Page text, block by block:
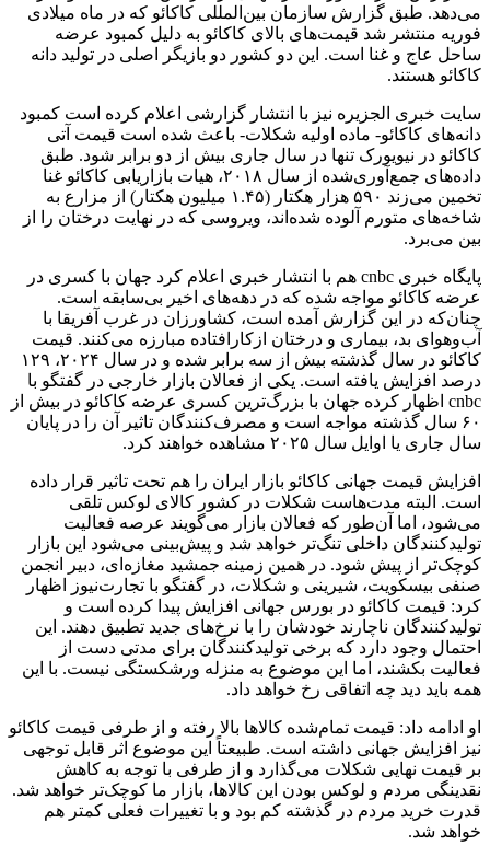
می‌دهد. طبق گزارش سازمان بین‌المللی کاکائو که در ماه میلادی
فوریه منتشر شد قیمت‌های بالای کاکائو به دلیل کمبود عرضه
ساحل عاج و غنا است. این دو کشور دو بازیگر اصلی در تولید دانه
کاکائو هستند.
سایت خبری الجزیره نیز با انتشار گزارشی اعلام کرده است کمبود
دانه‌های کاکائو- ماده اولیه شکلات- باعث شده است قیمت آتی
کاکائو در نیویورک تنها در سال جاری بیش از دو برابر شود. طبق
داده‌های جمع‌آوری‌شده از سال ۲۰۱۸، هیات بازاریابی کاکائو غنا
تخمین می‌زند ۵۹۰ هزار هکتار (۱.۴۵ میلیون هکتار) از مزارع به
شاخه‌های متورم آلوده شده‌اند، ویروسی که در نهایت درختان را از
بین می‌برد.
پایگاه خبری cnbc هم با انتشار خبری اعلام کرد جهان با کسری در
عرضه کاکائو مواجه شده که در دهه‌های اخیر بی‌سابقه است.
چنان‌که در این گزارش آمده است، کشاورزان در غرب آفریقا با
آب‌وهوای بد، بیماری و درختان ازکارافتاده مبارزه می‌کنند. قیمت
کاکائو در سال گذشته بیش از سه برابر شده و در سال ۲۰۲۴، ۱۲۹
درصد افزایش یافته است. یکی از فعالان بازار خارجی در گفتگو با
cnbc اظهار کرده جهان با بزرگ‌ترین کسری عرضه کاکائو در بیش از
۶۰ سال گذشته مواجه است و مصرف‌کنندگان تاثیر آن را در پایان
سال جاری یا اوایل سال ۲۰۲۵ مشاهده خواهند کرد.
افزایش قیمت جهانی کاکائو بازار ایران را هم تحت تاثیر قرار داده
است. البته مدت‌هاست شکلات در کشور کالای لوکس تلقی
می‌شود، اما آن‌طور که فعالان بازار می‌گویند عرصه فعالیت
تولیدکنندگان داخلی تنگ‌تر خواهد شد و پیش‌بینی می‌شود این بازار
کوچک‌تر از پیش شود. در همین زمینه جمشید مغازه‌ای، دبیر انجمن
صنفی بیسکویت، شیرینی و شکلات، در گفتگو با تجارت‌نیوز اظهار
کرد: قیمت کاکائو در بورس جهانی افزایش پیدا کرده است و
تولیدکنندگان ناچارند خودشان را با نرخ‌های جدید تطبیق دهند. این
احتمال وجود دارد که برخی تولیدکنندگان برای مدتی دست از
فعالیت بکشند، اما این موضوع به منزله ورشکستگی نیست. با این
همه باید دید چه اتفاقی رخ خواهد داد.
او ادامه داد: قیمت تمام‌شده کالا‌ها بالا رفته و از طرفی قیمت کاکائو
نیز افزایش جهانی داشته است. طبیعتاً این موضوع اثر قابل توجهی
بر قیمت نهایی شکلات می‌گذارد و از طرفی با توجه به کاهش
نقدینگی مردم و لوکس بودن این کالاها، بازار ما کوچک‌تر خواهد شد.
قدرت خرید مردم در گذشته کم بود و با تغییرات فعلی کمتر هم
خواهد شد.